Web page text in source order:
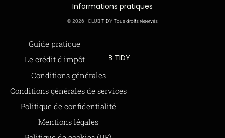
Informations pratiques
Guide pratique
Le crédit d’impôt
Offre de parrainage 50-50
FAQ
BLOG
© 2026 - CLUB TIDY Tous droits réservés
Informations légales
Conditions générales
Conditions générales de services
Politique de confidentialité
Mentions légales
CLUB TIDY
59000 LILLE
979 480 886 RCS LILLE Métropole
SAP / 979480886 Acte 2023-140